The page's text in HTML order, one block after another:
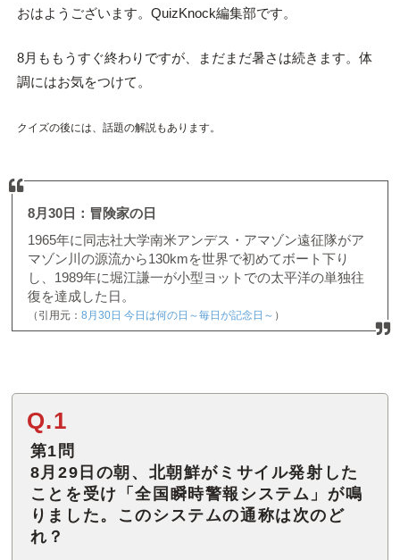
おはようございます。QuizKnock編集部です。
8月ももうすぐ終わりですが、まだまだ暑さは続きます。体
調にはお気をつけて。
クイズの後には、話題の解説もあります。
8月30日：冒険家の日
1965年に同志社大学南米アンデス・アマゾン遠征隊がア
マゾン川の源流から130kmを世界で初めてボート下り
し、1989年に堀江謙一が小型ヨットでの太平洋の単独往
復を達成した日。
（引用元： 8月30日 今日は何の日～毎日が記念日～ ）
Q.1
第1問
8月29日の朝、北朝鮮がミサイル発射した
ことを受け「全国瞬時警報システム」が鳴
りました。このシステムの通称は次のど
れ？